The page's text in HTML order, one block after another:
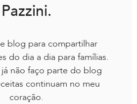
Pazzini.
blog para compartilhar
do dia a dia para famílias.
não faço parte do blog
continuam no meu
coração.